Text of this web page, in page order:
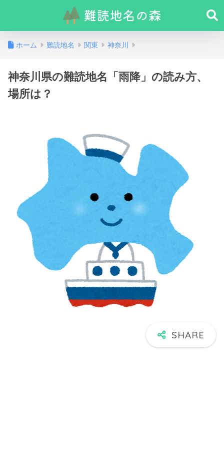
ホーム 難読地名 関東 神奈川
神奈川県の難読地名「雨降」の読み方、
場所は？